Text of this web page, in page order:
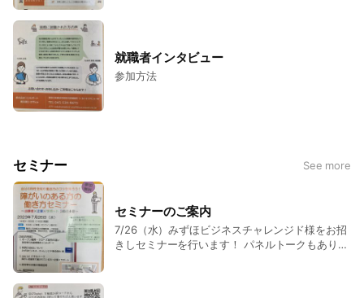
就職者インタビュー
参加方法
セミナー See more
セミナーのご案内
7/26（水）みずほビジネスチャレンジド様をお招
きしセミナーを行います！ パネルトークもあり皆